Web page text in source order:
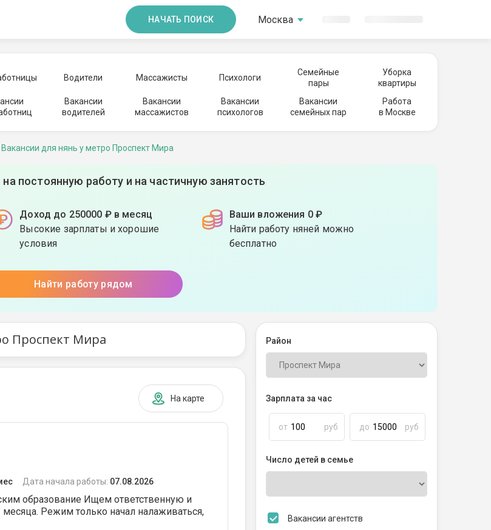
НАЧАТЬ ПОИСК Москва
Водители Массажисты Психологи
Семейные
пары
Уборка
квартиры
Вакансии
водителей
Вакансии
массажистов
Вакансии
психологов
Вакансии
семейных пар
Работа
в Москве
Вакансии для нянь у метро Проспект Мира
постоянную работу и на частичную занятость
Доход до 250000 ₽ в месяц
Высокие зарплаты и хорошие
условия
Ваши вложения 0 ₽
Найти работу няней можно
бесплатно
Найти работу рядом
Проспект Мира
На карте
Дата начала работы: 07.08.2026
образование Ищем ответственную и
Режим только начал налаживаться,
Район
Зарплата за час
от руб до руб
Число детей в семье
Вакансии агентств